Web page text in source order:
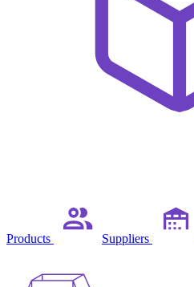
Products Suppliers